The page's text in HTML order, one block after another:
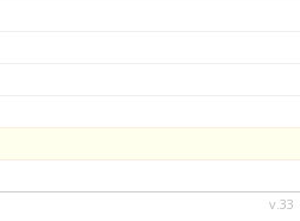
v.33